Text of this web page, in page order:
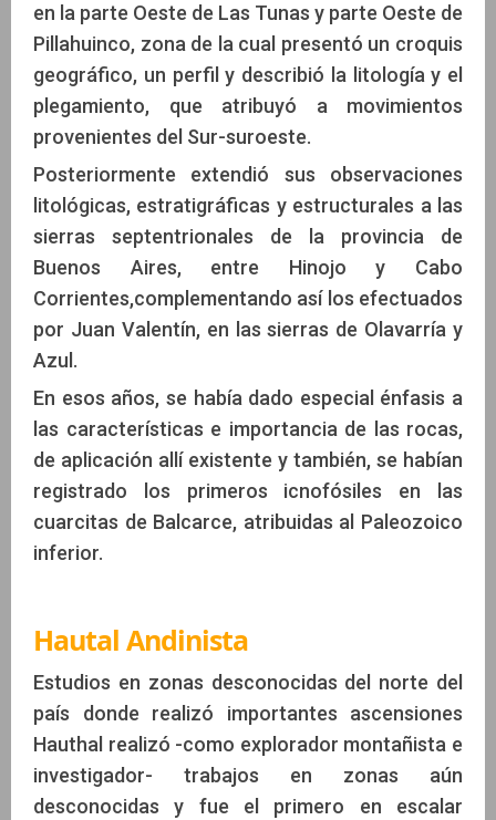
en la parte Oeste de Las Tunas y parte Oeste de
Pillahuinco, zona de la cual presentó un croquis
geográfico, un perfil y describió la litología y el
plegamiento, que atribuyó a movimientos
provenientes del Sur-suroeste.
Posteriormente extendió sus observaciones
litológicas, estratigráficas y estructurales a las
sierras septentrionales de la provincia de
Buenos Aires, entre Hinojo y Cabo
Corrientes,complementando así los efectuados
por Juan Valentín, en las sierras de Olavarría y
Azul.
En esos años, se había dado especial énfasis a
las características e importancia de las rocas,
de aplicación allí existente y también, se habían
registrado los primeros icnofósiles en las
cuarcitas de Balcarce, atribuidas al Paleozoico
inferior.
Hautal Andinista
Estudios en zonas desconocidas del norte del
país donde realizó importantes ascensiones
Hauthal realizó -como explorador montañista e
investigador- trabajos en zonas aún
desconocidas y fue el primero en escalar